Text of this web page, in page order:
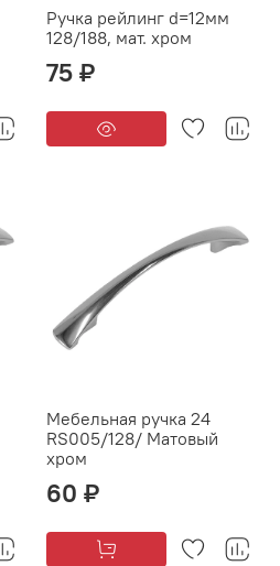
Ручка рейлинг d=12мм
128/188, мат. хром
75 ₽
Мебельная ручка 24
RS005/128/ Матовый
хром
60 ₽